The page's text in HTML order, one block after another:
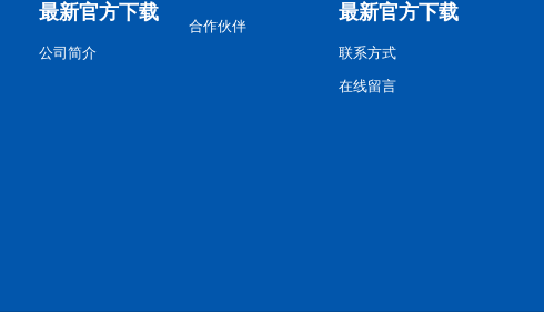
最新官方下载
公司简介
合作伙伴
最新官方下载
联系方式
在线留言